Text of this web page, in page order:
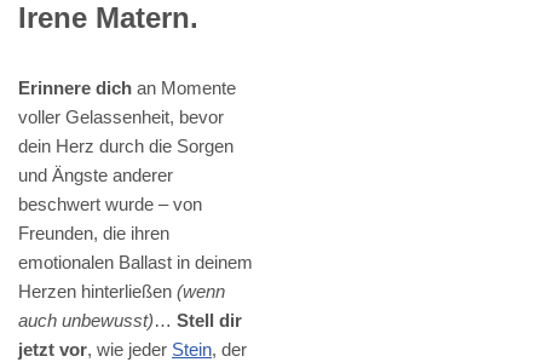
Irene Matern.
Erinnere dich an Momente
voller Gelassenheit, bevor
dein Herz durch die Sorgen
und Ängste anderer
beschwert wurde – von
Freunden, die ihren
emotionalen Ballast in deinem
Herzen hinterließen (wenn
auch unbewusst)… Stell dir
jetzt vor, wie jeder Stein, der